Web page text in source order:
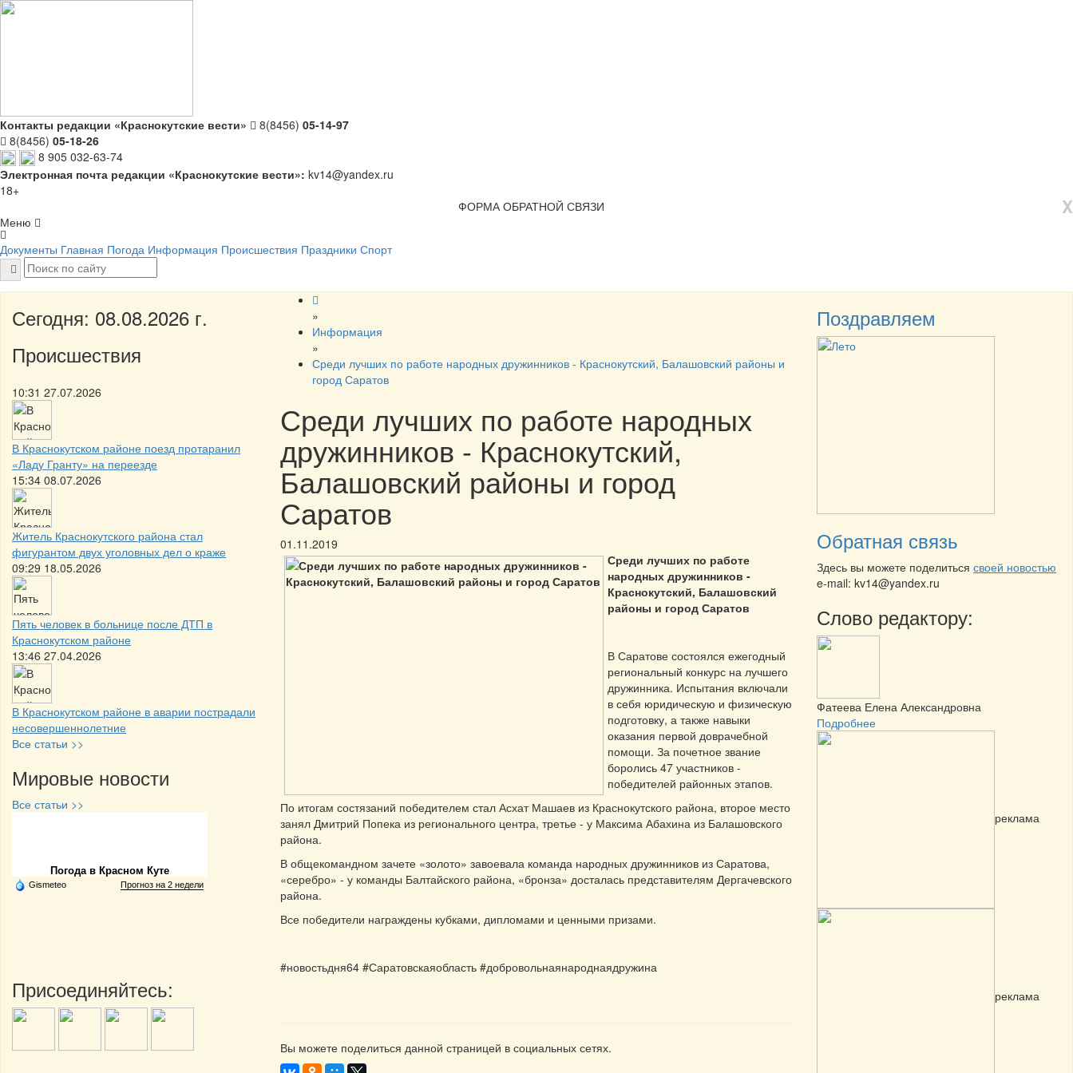
Контакты редакции «Краснокутские вести» 8(8456) 05-14-97
8(8456) 05-18-26
8 905 032-63-74
Электронная почта редакции «Краснокутские вести»: kv14@yandex.ru
18+
X
ФОРМА ОБРАТНОЙ СВЯЗИ
Меню
Документы Главная Погода Информация Происшествия Праздники Спорт
Сегодня: 08.08.2026 г.
Происшествия
10:31 27.07.2026
В Краснокутском районе поезд протаранил
«Ладу Гранту» на переезде
15:34 08.07.2026
Житель Краснокутского района стал
фигурантом двух уголовных дел о краже
09:29 18.05.2026
Пять человек в больнице после ДТП в
Краснокутском районе
13:46 27.04.2026
В Краснокутском районе в аварии пострадали
несовершеннолетние
Все статьи >>
Мировые новости
Все статьи >>
Погода в Красном Куте
Gismeteo Прогноз на 2 недели
Присоединяйтесь:
»
Информация
»
Среди лучших по работе народных дружинников - Краснокутский, Балашовский районы и
город Саратов
Среди лучших по работе народных
дружинников - Краснокутский,
Балашовский районы и город
Саратов
01.11.2019
Среди лучших по работе
народных дружинников -
Краснокутский, Балашовский
районы и город Саратов
В Саратове состоялся ежегодный
региональный конкурс на лучшего
дружинника. Испытания включали
в себя юридическую и физическую
подготовку, а также навыки
оказания первой доврачебной
помощи. За почетное звание
боролись 47 участников -
победителей районных этапов.
По итогам состязаний победителем стал Асхат Машаев из Краснокутского района, второе место
занял Дмитрий Попека из регионального центра, третье - у Максима Абахина из Балашовского
района.
В общекомандном зачете «золото» завоевала команда народных дружинников из Саратова,
«серебро» - у команды Балтайского района, «бронза» досталась представителям Дергачевского
района.
Все победители награждены кубками, дипломами и ценными призами.
#новостьдня64 #Саратовскаяобласть #добровольнаянароднаядружина
Вы можете поделиться данной страницей в социальных сетях.
Поздравляем
Обратная связь
Здесь вы можете поделиться своей новостью
e-mail: kv14@yandex.ru
Слово редактору:
Фатеева Елена Александровна
Подробнее
реклама
реклама